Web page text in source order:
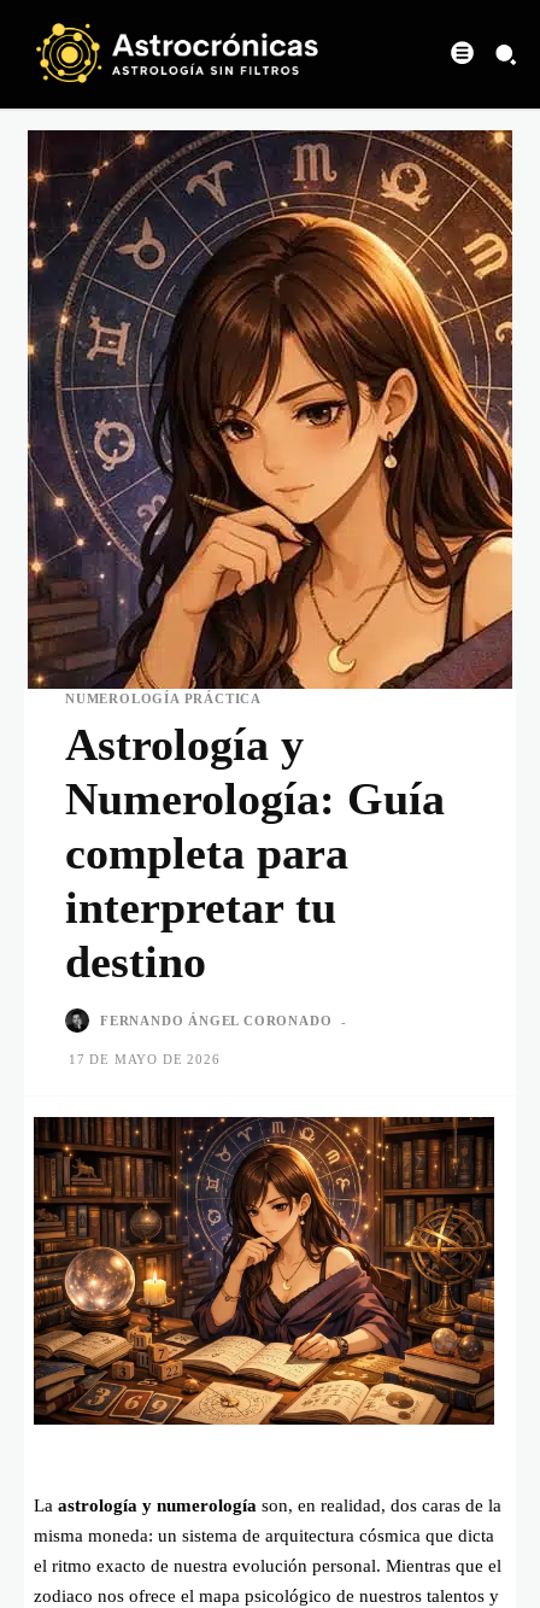
NUMEROLOGÍA PRÁCTICA
Astrología y
Numerología: Guía
completa para
interpretar tu
destino
FERNANDO ÁNGEL CORONADO -
17 DE MAYO DE 2026
La astrología y numerología son, en realidad, dos caras de la
misma moneda: un sistema de arquitectura cósmica que dicta
el ritmo exacto de nuestra evolución personal. Mientras que el
zodiaco nos ofrece el mapa psicológico de nuestros talentos y